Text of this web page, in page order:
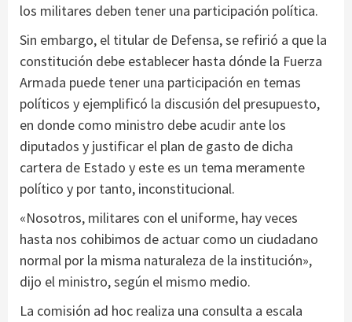
los militares deben tener una participación política.
Sin embargo, el titular de Defensa, se refirió a que la
constitución debe establecer hasta dónde la Fuerza
Armada puede tener una participación en temas
políticos y ejemplificó la discusión del presupuesto,
en donde como ministro debe acudir ante los
diputados y justificar el plan de gasto de dicha
cartera de Estado y este es un tema meramente
político y por tanto, inconstitucional.
«Nosotros, militares con el uniforme, hay veces
hasta nos cohibimos de actuar como un ciudadano
normal por la misma naturaleza de la institución»,
dijo el ministro, según el mismo medio.
La comisión ad hoc realiza una consulta a escala